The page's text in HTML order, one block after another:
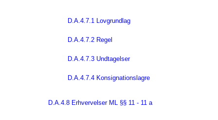
D.A.4.7.1 Lovgrundlag
D.A.4.7.2 Regel
D.A.4.7.3 Undtagelser
D.A.4.7.4 Konsignationslagre
D.A.4.8 Erhvervelser ML §§ 11 - 11 a